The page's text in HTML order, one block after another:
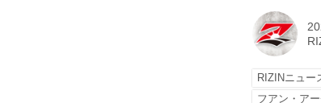
RIZINニュー
フアン・ア